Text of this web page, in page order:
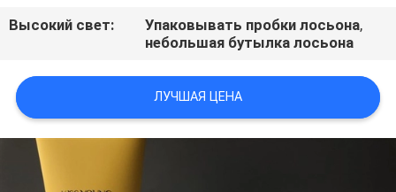
Высокий свет: Упаковывать пробки лосьона,
небольшая бутылка лосьона
ЛУЧШАЯ ЦЕНА